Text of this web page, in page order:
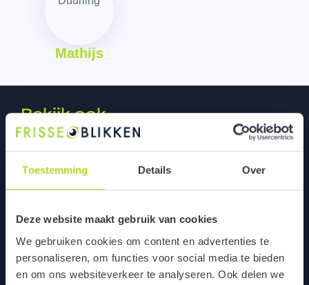
Toestemming Details Over
Deze website maakt gebruik van cookies
We gebruiken cookies om content en advertenties te
personaliseren, om functies voor social media te bieden
en om ons websiteverkeer te analyseren. Ook delen we
Mathijs
Bekijk ook...